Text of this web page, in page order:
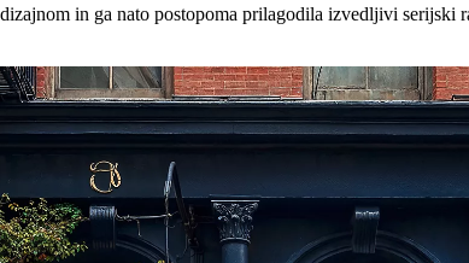
in ga nato postopoma prilagodila izvedljivi serijski